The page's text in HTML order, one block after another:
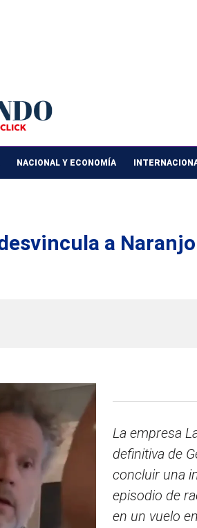
NACIONAL Y ECONOMÍA
a
La empresa
definitiva de
concluir una
episodio de
en un vuelo